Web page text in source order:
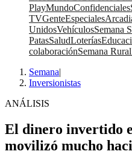
PlayMundoConfidenciales
TVGenteEspeciales
UnidosVehículosSemana
PatasSaludLoterías
colaboraciónSemana Rural
Semana|
Inversionistas
ANÁLISIS
El dinero invertido
movilizó mucho